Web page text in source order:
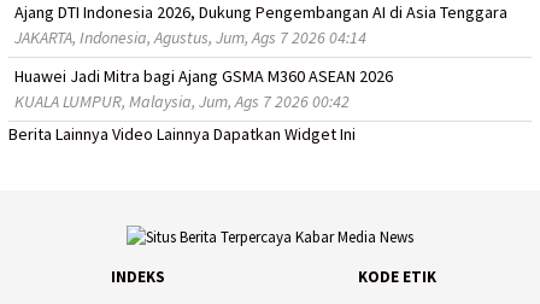
Ajang DTI Indonesia 2026, Dukung Pengembangan AI di Asia Tenggara
JAKARTA, Indonesia, Agustus, Jum, Ags 7 2026 04:14
Huawei Jadi Mitra bagi Ajang GSMA M360 ASEAN 2026
KUALA LUMPUR, Malaysia, Jum, Ags 7 2026 00:42
Berita Lainnya Video Lainnya Dapatkan Widget Ini
INDEKS
KODE ETIK